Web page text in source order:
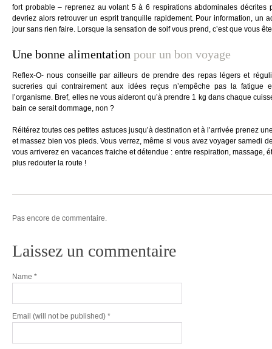
fort probable – reprenez au volant 5 à 6 respirations abdominales décrites
devriez alors retrouver un esprit tranquille rapidement. Pour information, un
jour sans rien faire. Lorsque la sensation de soif vous prend, c’est que vous
Une bonne alimentation pour un bon voyage
Reflex-O- nous conseille par ailleurs de prendre des repas légers et
sucreries qui contrairement aux idées reçus n’empêche pas la fatigue
l’organisme. Bref, elles ne vous aideront qu’à prendre 1 kg dans chaque
bain ce serait dommage, non ?
Réitérez toutes ces petites astuces jusqu’à destination et à l’arrivée prenez
et massez bien vos pieds. Vous verrez, même si vous avez voyager samedi
vous arriverez en vacances fraiche et détendue : entre respiration, massage,
plus redouter la route !
Pas encore de commentaire.
Laissez un commentaire
Name *
Email (will not be published) *